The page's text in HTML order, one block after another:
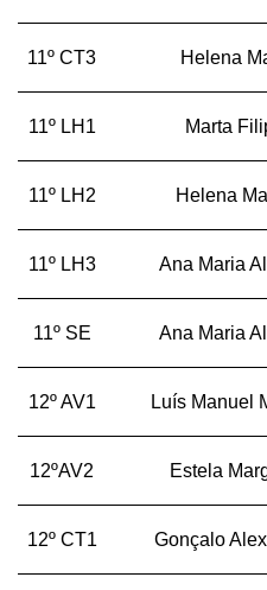
11º CT3 Helena
11º LH1 Marta
11º LH2 Helena
11º LH3 Ana Maria
11º SE Ana Maria
12º AV1 Luís Manuel
12ºAV2 Estela
12º CT1 Gonçalo